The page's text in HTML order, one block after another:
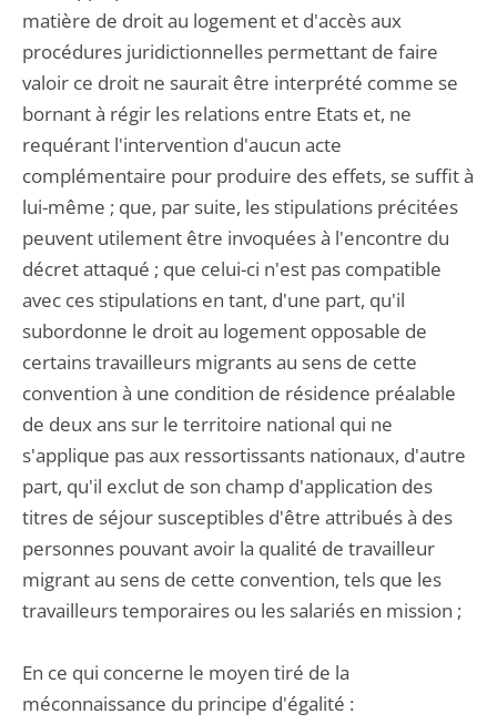
matière de droit au logement et d'accès aux
procédures juridictionnelles permettant de faire
valoir ce droit ne saurait être interprété comme se
bornant à régir les relations entre Etats et, ne
requérant l'intervention d'aucun acte
complémentaire pour produire des effets, se suffit à
lui-même ; que, par suite, les stipulations précitées
peuvent utilement être invoquées à l'encontre du
décret attaqué ; que celui-ci n'est pas compatible
avec ces stipulations en tant, d'une part, qu'il
subordonne le droit au logement opposable de
certains travailleurs migrants au sens de cette
convention à une condition de résidence préalable
de deux ans sur le territoire national qui ne
s'applique pas aux ressortissants nationaux, d'autre
part, qu'il exclut de son champ d'application des
titres de séjour susceptibles d'être attribués à des
personnes pouvant avoir la qualité de travailleur
migrant au sens de cette convention, tels que les
travailleurs temporaires ou les salariés en mission ;
En ce qui concerne le moyen tiré de la
méconnaissance du principe d'égalité :